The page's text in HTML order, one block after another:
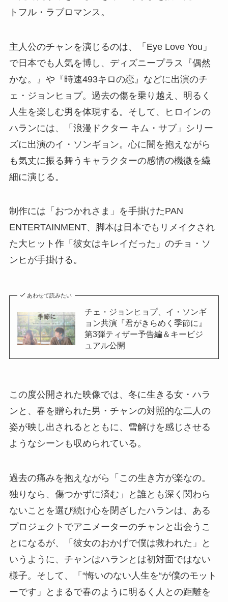
トフル・ラブロマンス。
主人公のチャンを演じるのは、「Eye Love You」
で日本でも人気を博し、ディズニープラス『偶然
かな。』や『時速493キロの恋』などに出演のチ
ェ・ジョンヒョプ。過去の傷を乗り越え、明るく
人生を楽しむ男を体現する。そして、ヒロインの
ハランには、「浪漫ドクター キム・サブ」シリー
ズに出演のイ・ソンギョン。心に闇を抱えながら
も気丈に振る舞うキャラクターの感情の機微を繊
細に演じる。
制作には「おつかれさま」を手掛けたPAN
ENTERTAINMENT、脚本は日本でもリメイクされ
た大ヒット作「彼女はキレイだった」のチョ・ソ
ンヒが手掛ける。
あわせて読みたい
チェ・ジョンヒョプ、イ・ソンギ
ョン共演『君がきらめく季節に』
第3弾ティザー予告編＆キービジ
ュアル公開
この度公開された映像では、冬に生きる女・ハラ
ンと、春を贈られた男・チャンの対照的な二人の
姿が映し出されるとともに、雪解けを感じさせる
ようなシーンも収められている。
過去の痛みを抱えながら「この生き方が楽なの。
独りなら、傷つかずに済む」と誰とも深く関わら
ないことを選び続け心を閉ざしたハランは、ある
プロジェクトでアニメーターのチャンと出会うこ
とになるが、「彼女のおかげで僕は救われた」と
いうように、チャンはハランとは初対面ではない
様子。そして、「“悔いのない人生を“が僕のモット
ーです」とまるで春のように明るく人との距離を